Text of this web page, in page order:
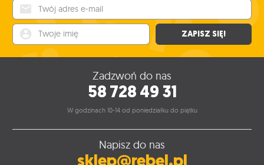
ZAPISZ SIĘ!
Zadzwoń do nas
58 728 49 31
W godzinach 10-14 od poniedziałku do piątku
Napisz do nas
sklep@rebel.pl